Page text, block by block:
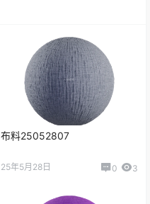
布料25052807
25年5月28日 0 3